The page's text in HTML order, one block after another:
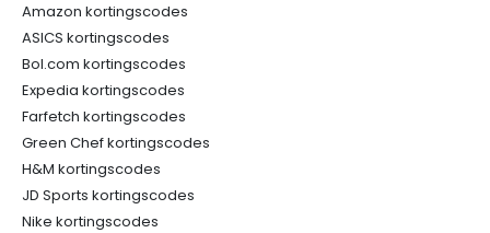
Amazon kortingscodes
ASICS kortingscodes
Bol.com kortingscodes
Expedia kortingscodes
Farfetch kortingscodes
Green Chef kortingscodes
H&M kortingscodes
JD Sports kortingscodes
Nike kortingscodes